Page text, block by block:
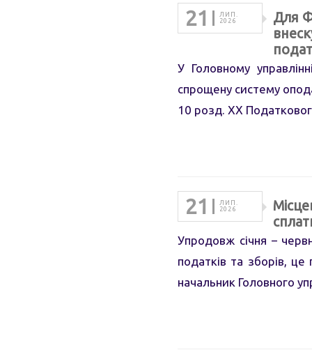
21
ЛИП.
2026
Для
У Головному
спрощену систему
10 розд. ХХ
21
ЛИП.
2026
Упродовж січня –
податків та зборів,
начальник Головного